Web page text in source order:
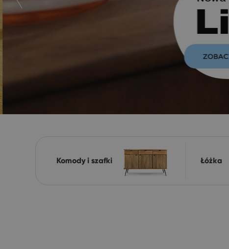
Komody i szafki Łóżka